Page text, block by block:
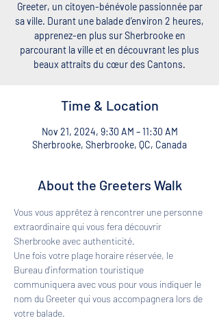
Greeter, un citoyen-bénévole passionnée par
sa ville. Durant une balade d’environ 2 heures,
apprenez-en plus sur Sherbrooke en
parcourant la ville et en découvrant les plus
beaux attraits du cœur des Cantons.
Time & Location
Nov 21, 2024, 9:30 AM – 11:30 AM
Sherbrooke, Sherbrooke, QC, Canada
About the Greeters Walk
Vous vous apprêtez à rencontrer une personne
extraordinaire qui vous fera découvrir
Sherbrooke avec authenticité.
Une fois votre plage horaire réservée, le
Bureau d'information touristique
communiquera avec vous pour vous indiquer le
nom du Greeter qui vous accompagnera lors de
votre balade.